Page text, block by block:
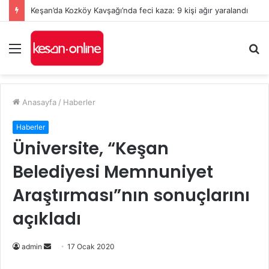
Keşan’da Kozköy Kavşağı’nda feci kaza: 9 kişi ağır yaralandı
Menü
...
Anasayfa / Haberler
Haberler
Üniversite, “Keşan
Belediyesi Memnuniyet
Araştırması”nın sonuçlarını
açıkladı
admin
Bir
17 Ocak 2020